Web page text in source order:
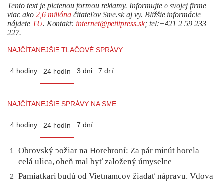
Tento text je platenou formou reklamy. Informujte o svojej firme
viac ako 2,6 milióna čitateľov Sme.sk aj vy. Bližšie informácie
nájdete TU. Kontakt: internet@petitpress.sk; tel:+421 2 59 233
227.
NAJČÍTANEJŠIE TLAČOVÉ SPRÁVY
4 hodiny 24 hodín 3 dni 7 dní
NAJČÍTANEJŠIE SPRÁVY NA SME
4 hodiny 24 hodín 7 dní
1
Obrovský požiar na Horehroní: Za pár minút horela
celá ulica, oheň mal byť založený úmyselne
2
Pamiatkari budú od Vietnamcov žiadať nápravu. Vdova